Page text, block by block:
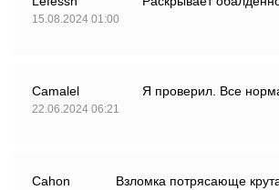
15.08.2024 01:00
Camalel
22.06.2024 06:21
Я проверил. Все
Cahon
Взломка потрясающе